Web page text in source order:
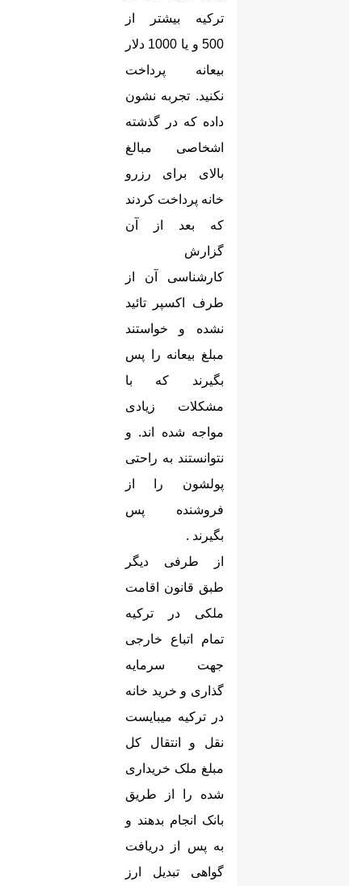
ترکیه بیشتر از
500 و یا 1000 دلار
بیعانه پرداخت
نکنید. تجربه نشون
داده که در گذشته
اشخاصی مبالغ
بالای برای رزرو
خانه پرداخت کردند
که بعد از آن
گزارش
کارشناسی آن از
طرف اکسپر تائید
نشده و خواستند
مبلغ بیعانه را پس
بگیرند که با
مشکلات زیادی
مواجه شده اند. و
نتوانستند به راحتی
پولشون را از
فروشنده پس
بگیرند .
از طرفی دیگر
طبق قانون اقامت
ملکی در ترکیه
تمام اتباع خارجی
جهت سرمایه
گذاری و خرید خانه
در ترکیه میبایست
نقل و انتقال کل
مبلغ ملک خریداری
شده را از طریق
بانک انجام بدهند و
به پس از دریافت
گواهی تبدیل ارز